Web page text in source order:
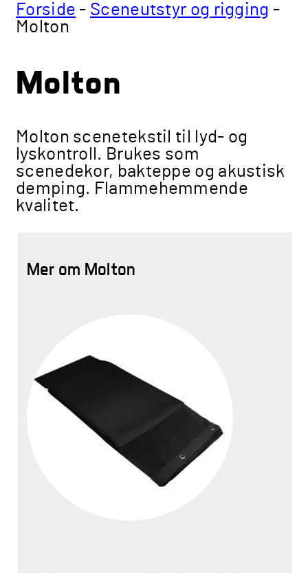
Forside - Sceneutstyr og rigging -
Molton
Molton
Molton scenetekstil til lyd- og
lyskontroll. Brukes som
scenedekor, bakteppe og akustisk
demping. Flammehemmende
kvalitet.
Mer om Molton